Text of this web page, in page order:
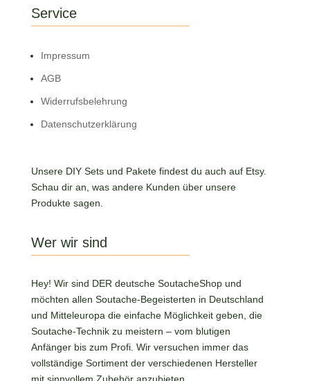
Service
Impressum
AGB
Widerrufsbelehrung
Datenschutzerklärung
Unsere DIY Sets und Pakete findest du auch auf Etsy.
Schau dir an, was andere Kunden über unsere
Produkte sagen.
Wer wir sind
Hey! Wir sind DER deutsche SoutacheShop und
möchten allen Soutache-Begeisterten in Deutschland
und Mitteleuropa die einfache Möglichkeit geben, die
Soutache-Technik zu meistern – vom blutigen
Anfänger bis zum Profi. Wir versuchen immer das
vollständige Sortiment der verschiedenen Hersteller
mit sinnvollem Zubehör anzubieten.